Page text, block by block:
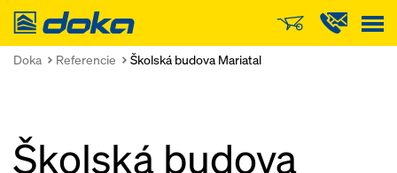
Doka
Doka Referencie Školská budova Mariatal
Školská budova